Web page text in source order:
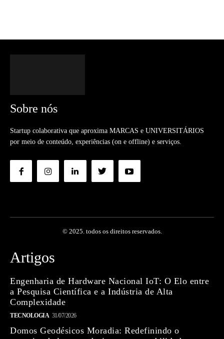
Sobre nós
Startup colaborativa que aproxima MARCAS e UNIVERSITÁRIOS
por meio de conteúdo, experiências (on e offline) e serviços.
© 2025. todos os direitos reservados.
Artigos
Engenharia de Hardware Nacional IoT: O Elo entre
a Pesquisa Científica e a Indústria de Alta
Complexidade
TECNOLOGIA 31/07/2026
Domos Geodésicos Moradia: Redefinindo o